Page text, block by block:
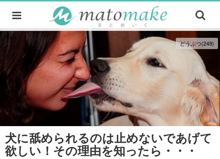
どうぶつ(249)
犬に舐められるのは止めないであげて
欲しい！その理由を知ったら・・・